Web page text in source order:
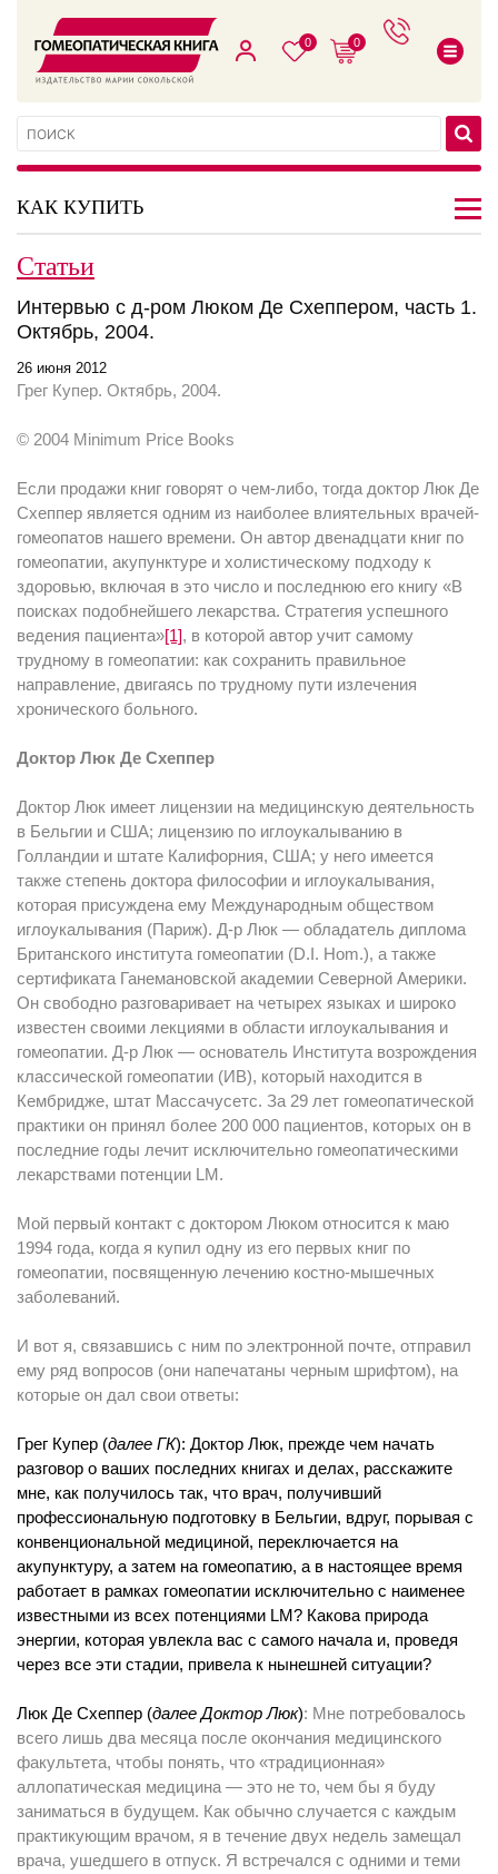
0 0
КАК КУПИТЬ
Статьи
Интервью c д-ром Люком Де Схеппером, часть 1.
Октябрь, 2004.
26 июня 2012
Грег Купер. Октябрь, 2004.
© 2004 Minimum Price Books
Если продажи книг говорят о чем-либо, тогда доктор Люк Де
Схеппер является одним из наиболее влиятельных врачей-
гомеопатов нашего времени. Он автор двенадцати книг по
гомеопатии, акупунктуре и холистическому подходу к
здоровью, включая в это число и последнюю его книгу «В
поисках подобнейшего лекарства. Стратегия успешного
ведения пациента»[1], в которой автор учит самому
трудному в гомеопатии: как сохранить правильное
направление, двигаясь по трудному пути излечения
хронического больного.
Доктор Люк Де Схеппер
Доктор Люк имеет лицензии на медицинскую деятельность
в Бельгии и США; лицензию по иглоукалыванию в
Голландии и штате Калифорния, США; у него имеется
также степень доктора философии и иглоукалывания,
которая присуждена ему Международным обществом
иглоукалывания (Париж). Д-р Люк — обладатель диплома
Британского института гомеопатии (D.I. Hom.), а также
сертификата Ганемановской академии Северной Америки.
Он свободно разговаривает на четырех языках и широко
известен своими лекциями в области иглоукалывания и
гомеопатии. Д-р Люк — основатель Института возрождения
классической гомеопатии (ИВ), который находится в
Кембридже, штат Массачусетс. За 29 лет гомеопатической
практики он принял более 200 000 пациентов, которых он в
последние годы лечит исключительно гомеопатическими
лекарствами потенции LM.
Мой первый контакт с доктором Люком относится к маю
1994 года, когда я купил одну из его первых книг по
гомеопатии, посвященную лечению костно-мышечных
заболеваний.
И вот я, связавшись с ним по электронной почте, отправил
ему ряд вопросов (они напечатаны черным шрифтом), на
которые он дал свои ответы:
Грег Купер (далее ГК): Доктор Люк, прежде чем начать
разговор о ваших последних книгах и делах, расскажите
мне, как получилось так, что врач, получивший
профессиональную подготовку в Бельгии, вдруг, порывая с
конвенциональной медициной, переключается на
акупунктуру, а затем на гомеопатию, а в настоящее время
работает в рамках гомеопатии исключительно с наименее
известными из всех потенциями LM? Какова природа
энергии, которая увлекла вас с самого начала и, проведя
через все эти стадии, привела к нынешней ситуации?
Люк Де Схеппер (далее Доктор Люк): Мне потребовалось
всего лишь два месяца после окончания медицинского
факультета, чтобы понять, что «традиционная»
аллопатическая медицина — это не то, чем бы я буду
заниматься в будущем. Как обычно случается с каждым
практикующим врачом, я в течение двух недель замещал
врача, ушедшего в отпуск. Я встречался с одними и теми